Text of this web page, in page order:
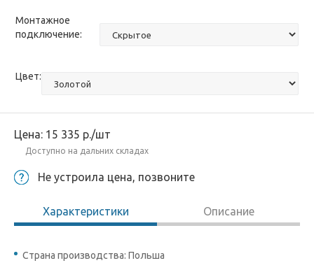
Монтажное
подключение:
Цвет:
Цена: 15 335 р./шт
Доступно на дальних складах
Не устроила цена, позвоните
Характеристики Описание
Страна производства: Польша